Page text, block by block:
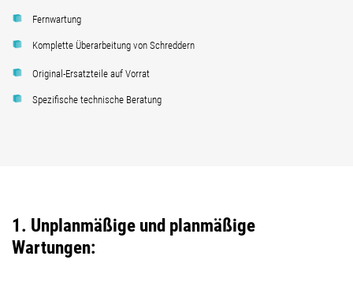
Fernwartung
Komplette Überarbeitung von Schreddern
Original-Ersatzteile auf Vorrat
Spezifische technische Beratung
1. Unplanmäßige und planmäßige
Wartungen: